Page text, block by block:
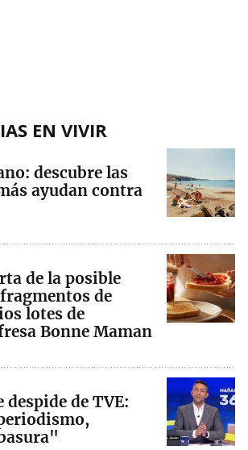
EN VIVIR
descubre las
ayudan contra
de la posible
de
lotes de
Bonne Maman
despide de TVE: